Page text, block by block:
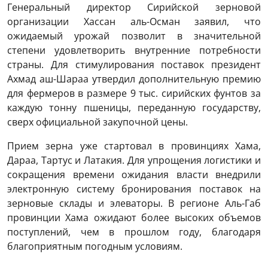
Генеральный директор Сирийской зерновой
организации Хассан аль-Осман заявил, что
ожидаемый урожай позволит в значительной
степени удовлетворить внутренние потребности
страны. Для стимулирования поставок президент
Ахмад аш-Шараа утвердил дополнительную премию
для фермеров в размере 9 тыс. сирийских фунтов за
каждую тонну пшеницы, переданную государству,
сверх официальной закупочной цены.
Прием зерна уже стартовал в провинциях Хама,
Дараа, Тартус и Латакия. Для упрощения логистики и
сокращения времени ожидания власти внедрили
электронную систему бронирования поставок на
зерновые склады и элеваторы. В регионе Аль-Габ
провинции Хама ожидают более высоких объемов
поступлений, чем в прошлом году, благодаря
благоприятным погодным условиям.